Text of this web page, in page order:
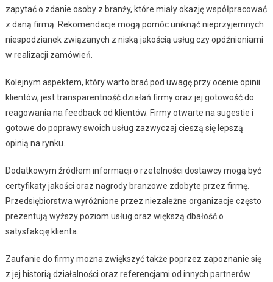
zapytać o zdanie osoby z branży, które miały okazję współpracować
z daną firmą. Rekomendacje mogą pomóc uniknąć nieprzyjemnych
niespodzianek związanych z niską jakością usług czy opóźnieniami
w realizacji zamówień.
Kolejnym aspektem, który warto brać pod uwagę przy ocenie opinii
klientów, jest transparentność działań firmy oraz jej gotowość do
reagowania na feedback od klientów. Firmy otwarte na sugestie i
gotowe do poprawy swoich usług zazwyczaj cieszą się lepszą
opinią na rynku.
Dodatkowym źródłem informacji o rzetelności dostawcy mogą być
certyfikaty jakości oraz nagrody branżowe zdobyte przez firmę.
Przedsiębiorstwa wyróżnione przez niezależne organizacje często
prezentują wyższy poziom usług oraz większą dbałość o
satysfakcję klienta.
Zaufanie do firmy można zwiększyć także poprzez zapoznanie się
z jej historią działalności oraz referencjami od innych partnerów